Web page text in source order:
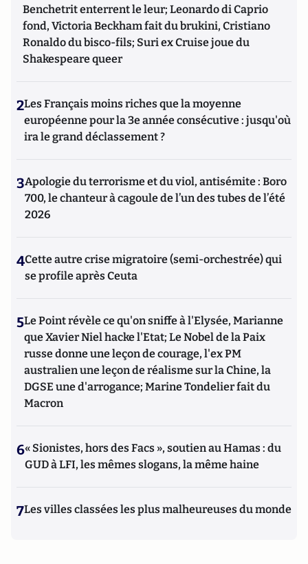
Benchetrit enterrent le leur; Leonardo di Caprio
fond, Victoria Beckham fait du brukini, Cristiano
Ronaldo du bisco-fils; Suri ex Cruise joue du
Shakespeare queer
2Les Français moins riches que la moyenne
européenne pour la 3e année consécutive : jusqu'où
ira le grand déclassement ?
3Apologie du terrorisme et du viol, antisémite : Boro
700, le chanteur à cagoule de l’un des tubes de l’été
2026
4Cette autre crise migratoire (semi-orchestrée) qui
se profile après Ceuta
5Le Point révèle ce qu'on sniffe à l'Elysée, Marianne
que Xavier Niel hacke l'Etat; Le Nobel de la Paix
russe donne une leçon de courage, l'ex PM
australien une leçon de réalisme sur la Chine, la
DGSE une d'arrogance; Marine Tondelier fait du
Macron
6« Sionistes, hors des Facs », soutien au Hamas : du
GUD à LFI, les mêmes slogans, la même haine
7Les villes classées les plus malheureuses du monde